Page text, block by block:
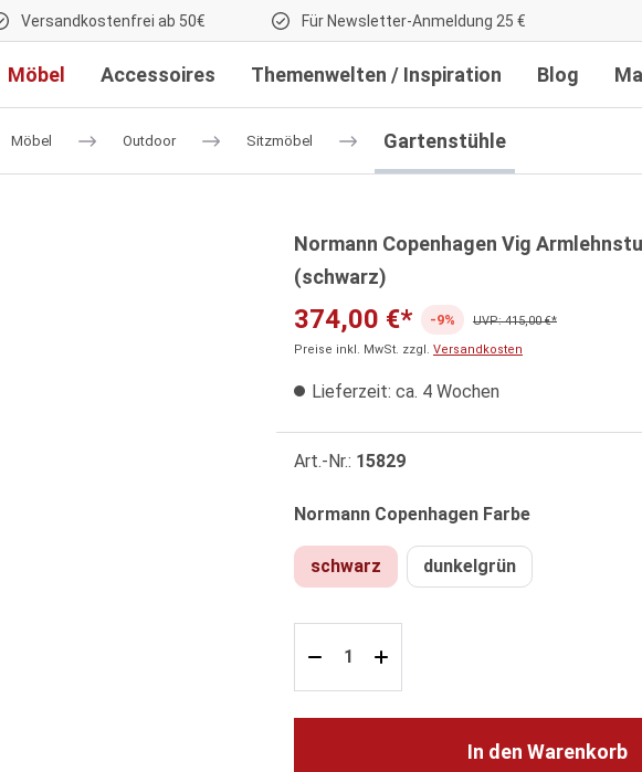
Versandkostenfrei ab 50€ Für Newsletter-Anmeldung 25 €
Möbel Accessoires Themenwelten / Inspiration Blog
Möbel Outdoor Sitzmöbel Gartenstühle
Normann Copenhagen Vig
(schwarz)
374,00 €* -9%
UVP: 415,00 €*
Preise inkl. MwSt. zzgl. Versandkosten
Lieferzeit: ca. 4 Wochen
Art.-Nr.: 15829
Normann Copenhagen Farbeauswählen
schwarz dunkelgrün
In den Warenkorb